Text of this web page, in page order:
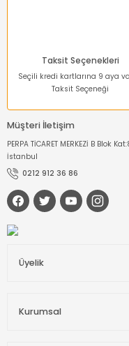
Taksit Seçenekleri
Seçili kredi kartlarına 9 aya
Taksit Seçeneği
Müşteri İletişim
PERPA TİCARET MERKEZİ B Blok
İstanbul
0212 912 36 86
Üyelik
Kurumsal